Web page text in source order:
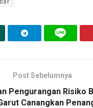
Post Sebelumnya
Pengurangan Risiko
Canangkan